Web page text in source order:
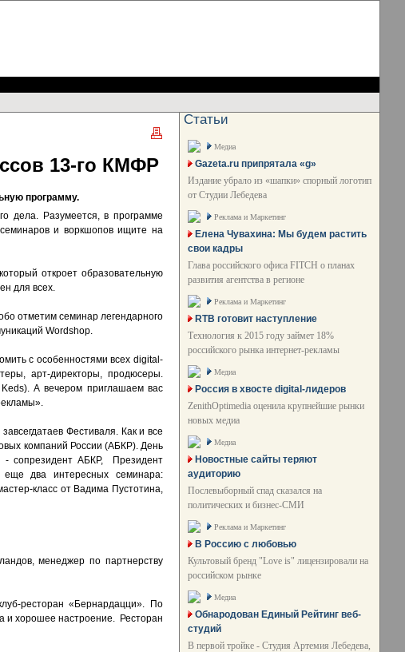
13-го КМФР
программу.
дела. Разумеется, в программе
и воркшопов ищите на
откроет образовательную
для всех.
отметим семинар легендарного
Wordshop.
с особенностями всех digital-
арт-директоры, продюсеры.
А вечером приглашаем вас
Фестиваля. Как и все
компаний России (АБКР). День
- сопрезидент АБКР, Президент
два интересных семинара:
класс от Вадима Пустотина,
менеджер по партнерству
ресторан «Бернардацци». По
и хорошее настроение. Ресторан
Статьи
Медиа
Gazeta.ru припрятала «g»
Издание убрало из «шапки» спорный логотип
от Студии Лебедева
Реклама и Маркетинг
Елена Чувахина: Мы будем растить
свои кадры
Глава российского офиса FITCH о планах
развития агентства в регионе
Реклама и Маркетинг
RTB готовит наступление
Технология к 2015 году займет 18%
российского рынка интернет-рекламы
Медиа
Россия в хвосте digital-лидеров
ZenithOptimedia оценила крупнейшие рынки
новых медиа
Медиа
Новостные сайты теряют
аудиторию
Послевыборный спад сказался на
политических и бизнес-СМИ
Реклама и Маркетинг
В Россию с любовью
Культовый бренд "Love is" лицензировали на
российском рынке
Медиа
Обнародован Единый Рейтинг веб-
студий
В первой тройке - Студия Артемия Лебедева,